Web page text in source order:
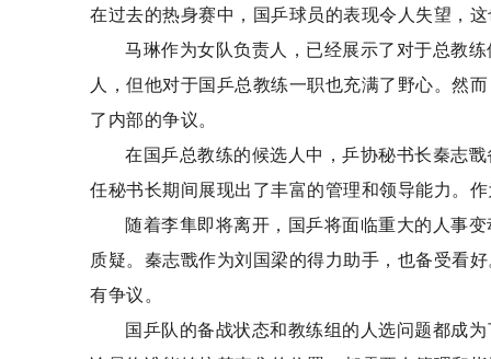
在过去的热身赛中，国乒球员的表现令人失望，
马琳作为女队负责人，已经展示了对于总教
人，但他对于国乒总教练一职也充满了野心。然
了内部的争议。
在国乒总教练的候选人中，乒协秘书长秦志
任秘书长期间展现出了丰富的管理和领导能力。
随着李隼即将离开，国乒将面临重大的人事
质疑。秦志戬作为刘国梁的得力助手，也备受看
有争议。
国乒队的备战状态和教练组的人选问题都成